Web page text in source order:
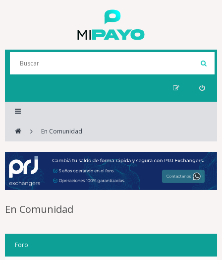
En Comunidad
En Comunidad
Foro